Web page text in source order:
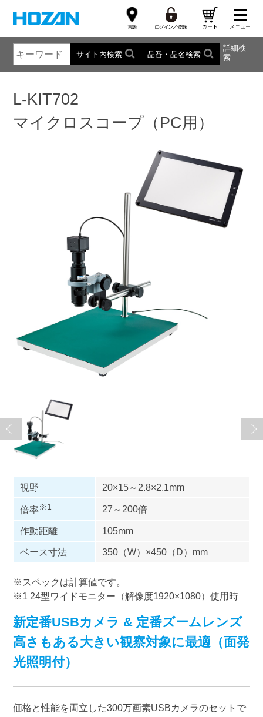
サイト内検索 品番・品名検索
詳細検
索
L-KIT702
マイクロスコープ（PC用）
視野 20×15～2.8×2.1mm
倍率※1 27～200倍
作動距離
105mm
ベース寸法
350（W）×450（D）mm
※スペックは計算値です。
※1 24型ワイドモニター（解像度1920×1080）使用時
新定番USBカメラ & 定番ズームレンズ
高さもある大きい観察対象に最適（面発
光照明付）
価格と性能を両立した300万画素USBカメラのセットで